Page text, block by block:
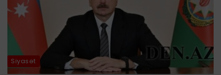
Siyasət